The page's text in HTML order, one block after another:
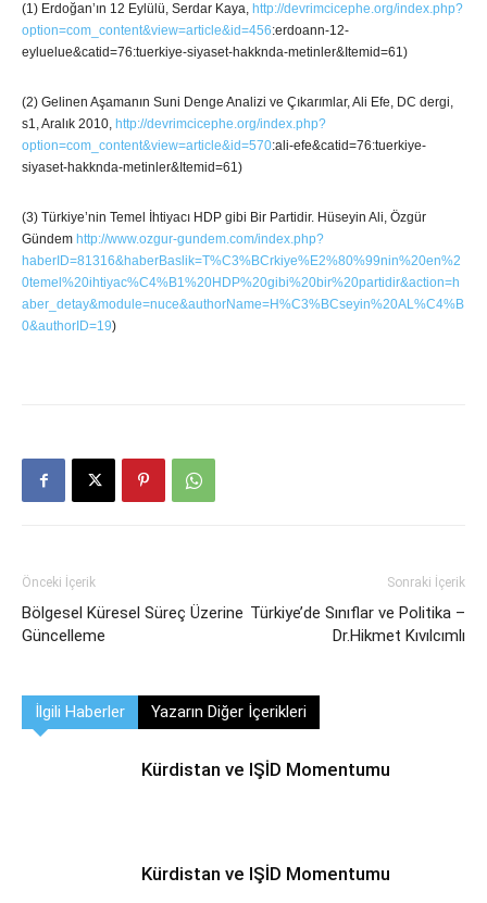
(1) Erdoğan’ın 12 Eylülü, Serdar Kaya, http://devrimcicephe.org/index.php?
option=com_content&view=article&id=456:erdoann-12-
eyluelue&catid=76:tuerkiye-siyaset-hakknda-metinler&Itemid=61)
(2) Gelinen Aşamanın Suni Denge Analizi ve Çıkarımlar, Ali Efe, DC dergi,
s1, Aralık 2010, http://devrimcicephe.org/index.php?
option=com_content&view=article&id=570:ali-efe&catid=76:tuerkiye-
siyaset-hakknda-metinler&Itemid=61)
(3) Türkiye’nin Temel İhtiyacı HDP gibi Bir Partidir. Hüseyin Ali, Özgür
Gündem http://www.ozgur-gundem.com/index.php?
haberID=81316&haberBaslik=T%C3%BCrkiye%E2%80%99nin%20en%2
0temel%20ihtiyac%C4%B1%20HDP%20gibi%20bir%20partidir&action=h
aber_detay&module=nuce&authorName=H%C3%BCseyin%20AL%C4%B
0&authorID=19)
Önceki İçerik
Bölgesel Küresel Süreç Üzerine
Güncelleme
Sonraki İçerik
Türkiye’de Sınıflar ve Politika –
Dr.Hikmet Kıvılcımlı
İlgili Haberler Yazarın Diğer İçerikleri
Kürdistan ve IŞİD Momentumu
Kürdistan ve IŞİD Momentumu